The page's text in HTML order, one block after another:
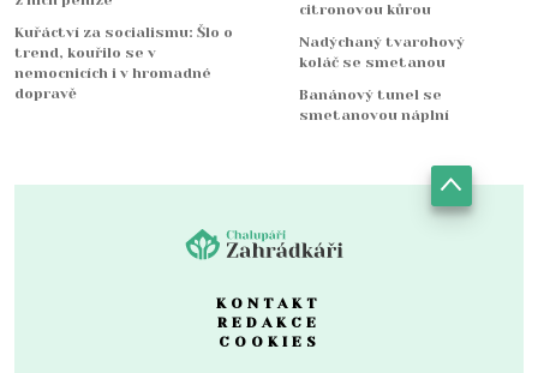
Kuřáctví za socialismu: Šlo o
trend, kouřilo se v
nemocnicích i v hromadné
dopravě
citronovou kůrou
Nadýchaný tvarohový
koláč se smetanou
Banánový tunel se
smetanovou náplní
KONTAKT
REDAKCE
COOKIES